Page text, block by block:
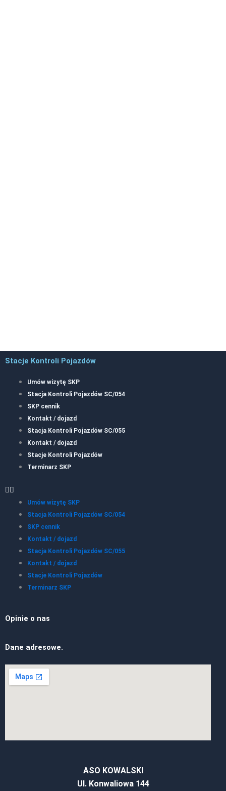
Stacje Kontroli Pojazdów
Umów wizytę SKP
Stacja Kontroli Pojazdów SC/054
SKP cennik
Kontakt / dojazd
Stacja Kontroli Pojazdów SC/055
Kontakt / dojazd
Stacje Kontroli Pojazdów
Terminarz SKP
Umów wizytę SKP
Stacja Kontroli Pojazdów SC/054
SKP cennik
Kontakt / dojazd
Stacja Kontroli Pojazdów SC/055
Kontakt / dojazd
Stacje Kontroli Pojazdów
Terminarz SKP
Opinie o nas
Dane adresowe.
ASO KOWALSKI
Ul. Konwaliowa 144